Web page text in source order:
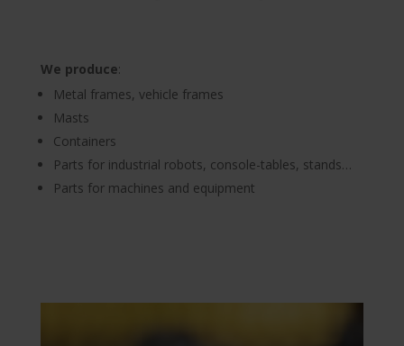
We produce:
Metal frames, vehicle frames
Masts
Containers
Parts for industrial robots, console-tables, stands…
Parts for machines and equipment